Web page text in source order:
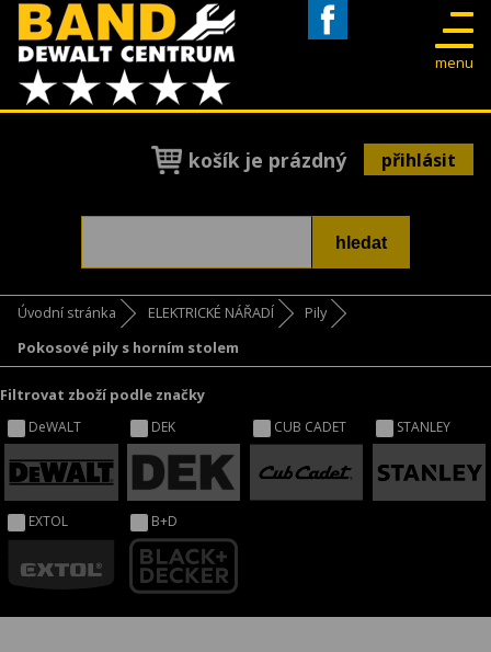
menu
košík je prázdný přihlásit
Úvodní stránka ELEKTRICKÉ NÁŘADÍ
Pily
Pokosové pily s horním stolem
Filtrovat zboží podle značky
DeWALT DEK CUB CADET STANLEY
EXTOL B+D